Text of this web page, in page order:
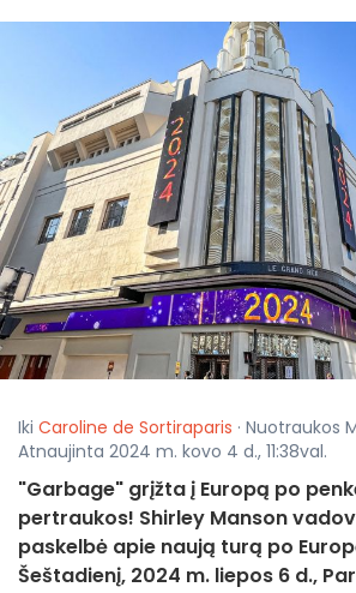
Iki Caroline de Sortiraparis · Nuotraukos
Atnaujinta 2024 m. kovo 4 d., 11:38val.
"Garbage" grįžta į Europą po
pertraukos! Shirley Manson
paskelbė apie naują turą po
Šeštadienį, 2024 m. liepos 6 d.,